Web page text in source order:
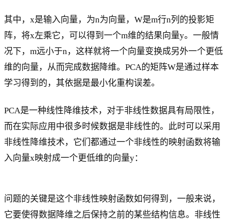
其中，x是输入向量，为n为向量，W是m行n列的投影矩
阵，将x左乘它，可以得到一个m维的结果向量y。一般情
况下，m远小于n，这样就将一个向量变换成另外一个更低
维的向量，从而完成数据降维。PCA的矩阵W是通过样本
学习得到的，其依据是最小化重构误差。
PCA是一种线性降维技术，对于非线性数据具有局限性，
而在实际应用中很多时候数据是非线性的。此时可以采用
非线性降维技术，它们都通过一个非线性的映射函数将输
入向量x映射成一个更低维的向量y：
问题的关键是这个非线性映射函数如何得到，一般来说，
它要使得数据降维之后保持之前的某些结构信息。非线性